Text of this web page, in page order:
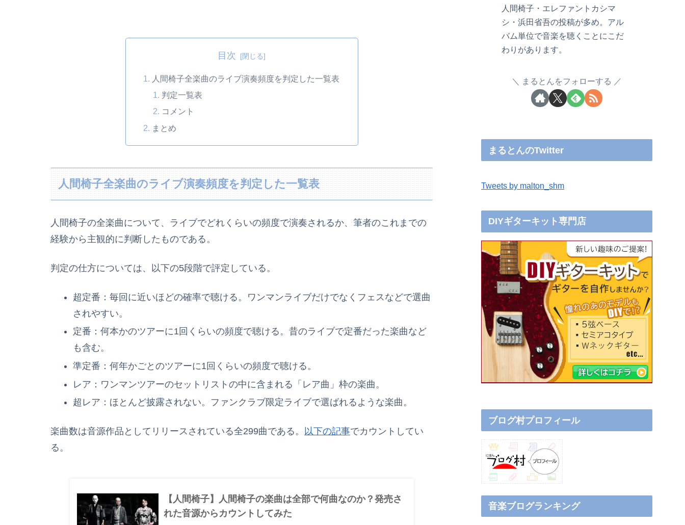
目次
人間椅子全楽曲のライブ演奏頻度を判定した一覧表
判定一覧表
コメント
まとめ
人間椅子全楽曲のライブ演奏頻度を判定した一覧表
人間椅子の全楽曲について、ライブでどれくらいの頻度で演奏されるか、筆者のこれまでの
経験から主観的に判断したものである。
判定の仕方については、以下の5段階で評定している。
超定番：毎回に近いほどの確率で聴ける。ワンマンライブだけでなくフェスなどで選曲
されやすい。
定番：何本かのツアーに1回くらいの頻度で聴ける。昔のライブで定番だった楽曲など
も含む。
準定番：何年かごとのツアーに1回くらいの頻度で聴ける。
レア：ワンマンツアーのセットリストの中に含まれる「レア曲」枠の楽曲。
超レア：ほとんど披露されない。ファンクラブ限定ライブで選ばれるような楽曲。
楽曲数は音源作品としてリリースされている全299曲である。 以下の記事でカウントしてい
る。
【人間椅子】人間椅子の楽曲は全部で何曲なのか？発売さ
れた音源からカウントしてみた
人間椅子・エレファントカシマ
シ・浜田省吾の投稿が多め。アル
バム単位で音楽を聴くことにこだ
わりがあります。
まるとんをフォローする
まるとんのTwitter
Tweets by malton_shm
DIYギターキット専門店
ブログ村プロフィール
音楽ブログランキング